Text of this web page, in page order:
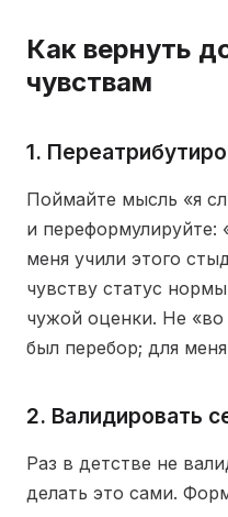
Как вернуть
чувствам
1.
Поймайте мысль «я
и переформулируйте:
меня учили этого
чувству статус
чужой оценки. Не
был перебор; для
2. Валидировать
Раз в детстве не
делать это сами.